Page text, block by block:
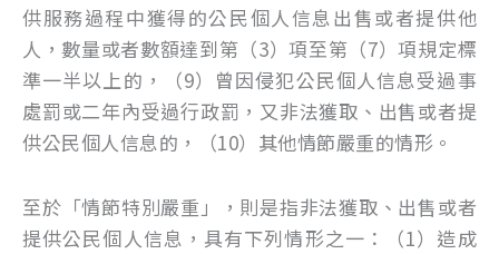
供服務過程中獲得的公民個人信息出售或者提供他
人，數量或者數額達到第（3）項至第（7）項規定標
準一半以上的，（9）曾因侵犯公民個人信息受過事
處罰或二年內受過行政罰，又非法獲取、出售或者提
供公民個人信息的，（10）其他情節嚴重的情形。
至於「情節特別嚴重」，則是指非法獲取、出售或者
提供公民個人信息，具有下列情形之一：（1）造成